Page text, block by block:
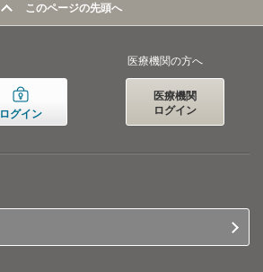
このページの先頭へ
ログイン
医療機関の方へ
医療機関
ログイン